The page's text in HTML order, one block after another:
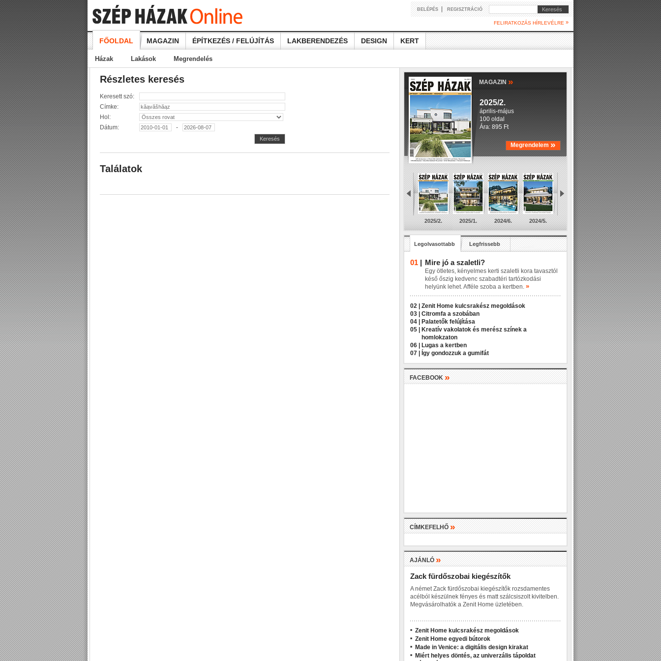
BELÉPÉS| REGISZTRÁCIÓ Keresés
FELIRATKOZÁS HÍRLEVÉLRE »
FŐOLDAL MAGAZIN ÉPÍTKEZÉS / FELÚJÍTÁS LAKBERENDEZÉS DESIGN KERT
Házak Lakások Megrendelés
Részletes keresés
Keresett szó:
Címke:
Hol:
Dátum:
-
Keresés
Találatok
MAGAZIN »
2025/2.
április-május
100 oldal
Ára: 895 Ft
Megrendelem »
2025/2. 2025/1. 2024/6. 2024/5.
Legolvasottabb Legfrissebb
01 | Mire jó a szaletli?
Egy ötletes, kényelmes kerti szaletli kora tavasztól
késő őszig kedvenc szabadtéri tartózkodási
helyünk lehet. Afféle szoba a kertben. »
02 |
Zenit Home kulcsrakész megoldások
03 |
Citromfa a szobában
04 |
Palatetők felújítása
05 |
Kreatív vakolatok és merész színek a
homlokzaton
06 |
Lugas a kertben
07 |
Így gondozzuk a gumifát
FACEBOOK»
CÍMKEFELHŐ»
AJÁNLÓ»
Zack fürdőszobai kiegészítők
A német Zack fürdőszobai kiegészítők rozsdamentes
acélból készülnek fényes és matt szálcsiszolt kivitelben.
Megvásárolhatók a Zenit Home üzletében.
Zenit Home kulcsrakész megoldások
Zenit Home egyedi bútorok
Made in Venice: a digitális design kirakat
Miért helyes döntés, az univerzális tápoldat